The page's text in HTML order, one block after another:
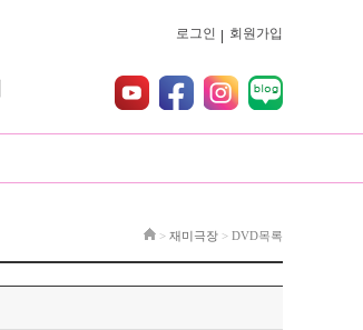
로그인 회원가입
> 재미극장 > DVD목록